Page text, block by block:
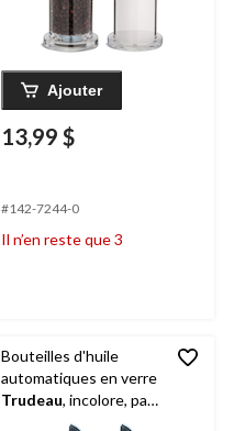
Ajouter
13,99 $
#142-7244-0
Il n’en reste que 3
Bouteilles d'huile
automatiques en verre
Trudeau, incolore, paq.